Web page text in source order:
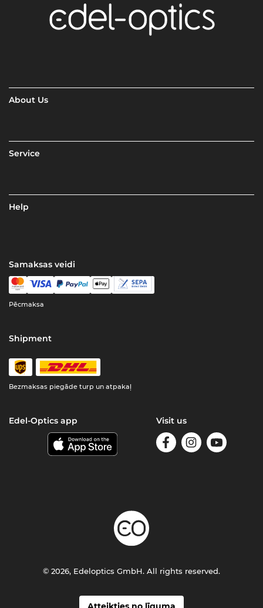
About Us
Service
Help
Samaksas veidi
Pēcmaksa
Shipment
Bezmaksas piegāde turp un atpakaļ
Edel-Optics app Visit us
© 2026, Edeloptics GmbH. All rights reserved.